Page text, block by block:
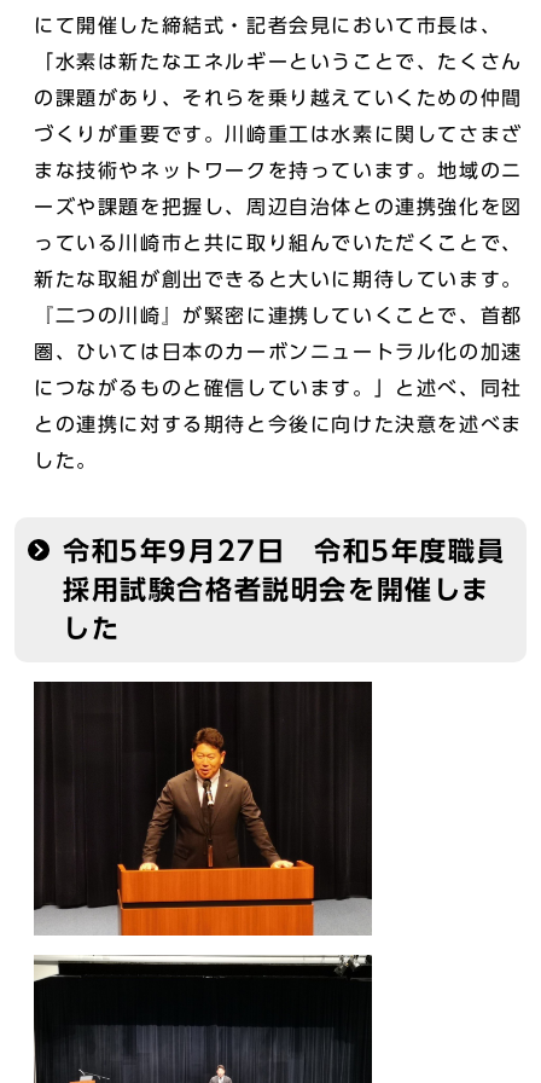
にて開催した締結式・記者会見において市長は、
「水素は新たなエネルギーということで、たくさん
の課題があり、それらを乗り越えていくための仲間
づくりが重要です。川崎重工は水素に関してさまざ
まな技術やネットワークを持っています。地域のニ
ーズや課題を把握し、周辺自治体との連携強化を図
っている川崎市と共に取り組んでいただくことで、
新たな取組が創出できると大いに期待しています。
『二つの川崎』が緊密に連携していくことで、首都
圏、ひいては日本のカーボンニュートラル化の加速
につながるものと確信しています。」と述べ、同社
との連携に対する期待と今後に向けた決意を述べま
した。
令和5年9月27日 令和5年度職員
採用試験合格者説明会を開催しま
した